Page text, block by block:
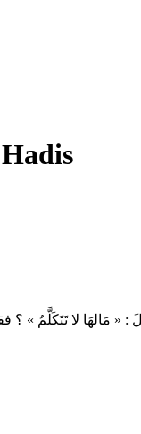
مَالهَا لا تَتَكَلَّمُ » ؟